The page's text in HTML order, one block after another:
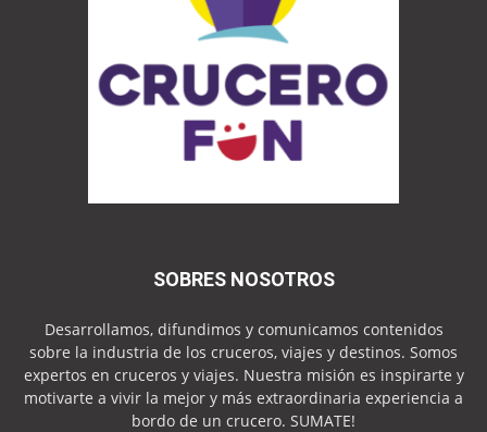
SOBRES NOSOTROS
Desarrollamos, difundimos y comunicamos contenidos
sobre la industria de los cruceros, viajes y destinos. Somos
expertos en cruceros y viajes. Nuestra misión es inspirarte y
motivarte a vivir la mejor y más extraordinaria experiencia a
bordo de un crucero. SUMATE!